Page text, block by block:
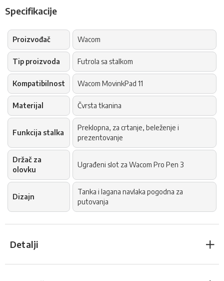
Specifikacije
Proizvođač Wacom
Tip proizvoda Futrola sa stalkom
Kompatibilnost Wacom MovinkPad 11
Materijal Čvrsta tkanina
Funkcija stalka
Preklopna, za crtanje, beleženje i
prezentovanje
Držač za
olovku
Ugrađeni slot za Wacom Pro Pen 3
Dizajn
Tanka i lagana navlaka pogodna za
putovanja
Detalji